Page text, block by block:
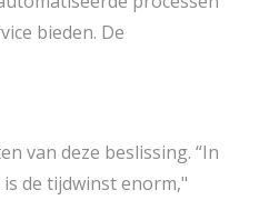
bieden. De
van deze beslissing. “In
de tijdwinst enorm,"